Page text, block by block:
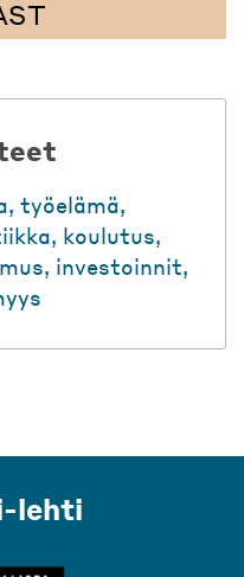
, työelämä,
, koulutus,
, investoinnit,
lehti